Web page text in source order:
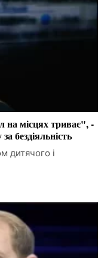
на місцях триває", -
бездіяльність
дитячого і